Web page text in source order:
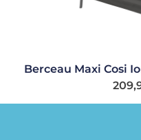
Berceau Maxi Cosi